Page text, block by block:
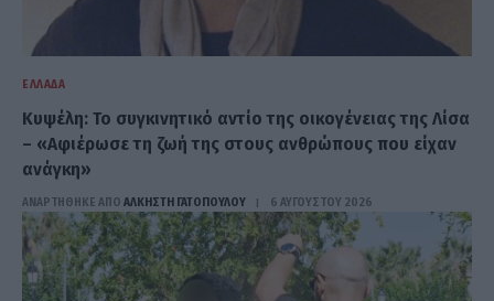
ΕΛΛΆΔΑ
Κυψέλη: Το συγκινητικό αντίο της οικογένειας της Λίσα
– «Αφιέρωσε τη ζωή της στους ανθρώπους που είχαν
ανάγκη»
ΑΝΑΡΤΗΘΗΚΕ ΑΠΟ ΆΛΚΗΣΤΗ ΓΑΤΟΠΟΎΛΟΥ 6 ΑΥΓΟΎΣΤΟΥ 2026